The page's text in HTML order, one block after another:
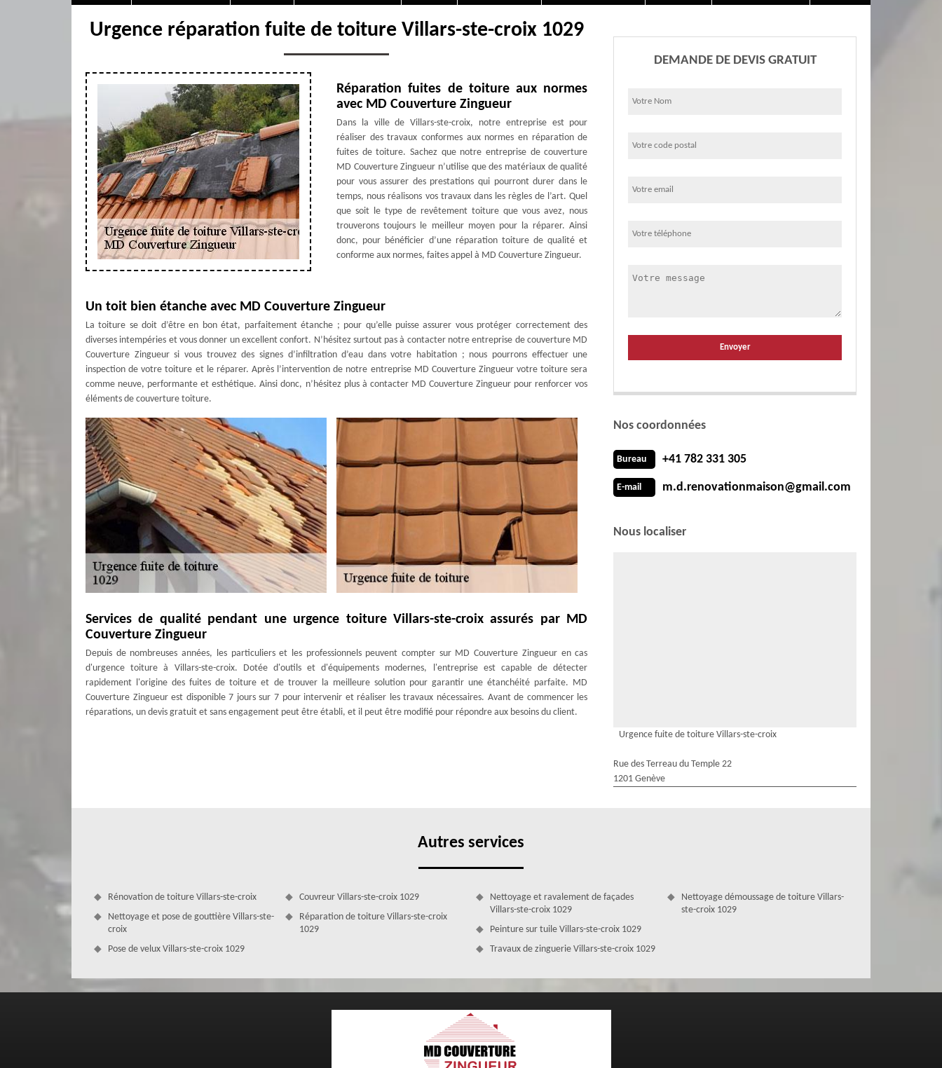
Urgence réparation fuite de toiture Villars-ste-croix 1029
Réparation fuites de toiture aux normes
avec MD Couverture Zingueur
Dans la ville de Villars-ste-croix, notre entreprise est pour
réaliser des travaux conformes aux normes en réparation de
fuites de toiture. Sachez que notre entreprise de couverture
MD Couverture Zingueur n’utilise que des matériaux de qualité
pour vous assurer des prestations qui pourront durer dans le
temps, nous réalisons vos travaux dans les règles de l’art. Quel
que soit le type de revêtement toiture que vous avez, nous
trouverons toujours le meilleur moyen pour la réparer. Ainsi
donc, pour bénéficier d’une réparation toiture de qualité et
conforme aux normes, faites appel à MD Couverture Zingueur.
Un toit bien étanche avec MD Couverture Zingueur
La toiture se doit d’être en bon état, parfaitement étanche ; pour qu’elle puisse assurer vous protéger correctement des
diverses intempéries et vous donner un excellent confort. N’hésitez surtout pas à contacter notre entreprise de couverture MD
Couverture Zingueur si vous trouvez des signes d’infiltration d’eau dans votre habitation ; nous pourrons effectuer une
inspection de votre toiture et le réparer. Après l’intervention de notre entreprise MD Couverture Zingueur votre toiture sera
comme neuve, performante et esthétique. Ainsi donc, n’hésitez plus à contacter MD Couverture Zingueur pour renforcer vos
éléments de couverture toiture.
Services de qualité pendant une urgence toiture Villars-ste-croix assurés par MD
Couverture Zingueur
Depuis de nombreuses années, les particuliers et les professionnels peuvent compter sur MD Couverture Zingueur en cas
d'urgence toiture à Villars-ste-croix. Dotée d'outils et d'équipements modernes, l'entreprise est capable de détecter
rapidement l'origine des fuites de toiture et de trouver la meilleure solution pour garantir une étanchéité parfaite. MD
Couverture Zingueur est disponible 7 jours sur 7 pour intervenir et réaliser les travaux nécessaires. Avant de commencer les
réparations, un devis gratuit et sans engagement peut être établi, et il peut être modifié pour répondre aux besoins du client.
Remettez vos travaux de fuite d’eau toiture à MD Couverture Zingueur
Vous souhaitez que la réparation de fuite de votre toit soit réalisée dans les normes et les règles de l’art, c’est pourquoi vous
DEMANDE DE DEVIS GRATUIT
Nos coordonnées
Bureau +41 782 331 305
E-mail m.d.renovationmaison@gmail.com
Nous localiser
Urgence fuite de toiture Villars-ste-croix
Rue des Terreau du Temple 22
1201 Genève
Autres services
Rénovation de toiture Villars-ste-croix
Nettoyage et pose de gouttière Villars-ste-
croix
Pose de velux Villars-ste-croix 1029
Couvreur Villars-ste-croix 1029
Réparation de toiture Villars-ste-croix
1029
Nettoyage et ravalement de façades
Villars-ste-croix 1029
Peinture sur tuile Villars-ste-croix 1029
Travaux de zinguerie Villars-ste-croix 1029
Nettoyage démoussage de toiture Villars-
ste-croix 1029